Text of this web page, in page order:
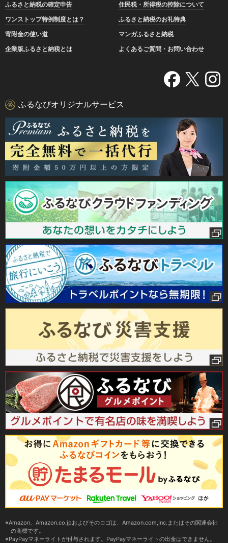
ふるさと納税の確定申告
住民税・所得税の控除について
ワンストップ特例制度とは？
ふるさと納税のお礼特典
寄附金の使い道
マンガふるさと納税
企業版ふるさと納税とは
よくあるご質問・お問い合わせ
ふるなびオリジナルサービス
Amazon、Amazon.co.jpおよびそのロゴは、Amazon.com,Inc.またはその関連会社
の商標です。
PayPayマネーライトが付与されます。PayPayマネーライトの出金はできません。